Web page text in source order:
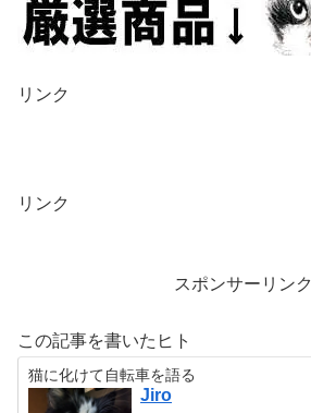
リンク
リンク
スポンサーリンク
この記事を書いたヒト
猫に化けて自転車を語る
Jiro